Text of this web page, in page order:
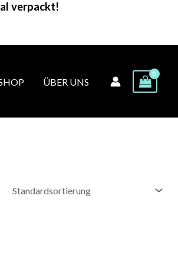
verpackt!
ÜBER UNS